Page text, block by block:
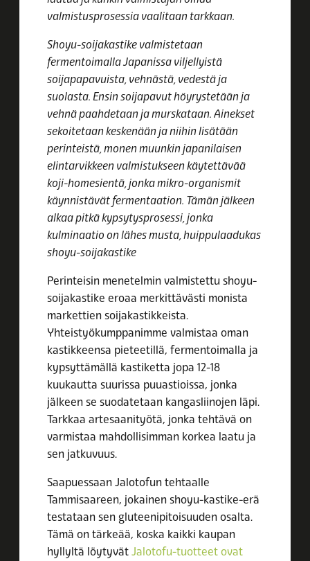
valmistusprosessia vaalitaan tarkkaan.
Shoyu-soijakastike valmistetaan
fermentoimalla Japanissa viljellyistä
soijapapavuista, vehnästä, vedestä ja
suolasta. Ensin soijapavut höyrystetään ja
vehnä paahdetaan ja murskataan. Ainekset
sekoitetaan keskenään ja niihin lisätään
perinteistä, monen muunkin japanilaisen
elintarvikkeen valmistukseen käytettävää
koji-homesientä, jonka mikro-organismit
käynnistävät fermentaation. Tämän jälkeen
alkaa pitkä kypsytysprosessi, jonka
kulminaatio on lähes musta, huippulaadukas
shoyu-soijakastike
Perinteisin menetelmin valmistettu shoyu-
soijakastike eroaa merkittävästi monista
markettien soijakastikkeista.
Yhteistyökumppanimme valmistaa oman
kastikkeensa pieteetillä, fermentoimalla ja
kypsyttämällä kastiketta jopa 12-18
kuukautta suurissa puuastioissa, jonka
jälkeen se suodatetaan kangasliinojen läpi.
Tarkkaa artesaanityötä, jonka tehtävä on
varmistaa mahdollisimman korkea laatu ja
sen jatkuvuus.
Saapuessaan Jalotofun tehtaalle
Tammisaareen, jokainen shoyu-kastike-erä
testataan sen gluteenipitoisuuden osalta.
Tämä on tärkeää, koska kaikki kaupan
hyllyltä löytyvät Jalotofu-tuotteet ovat